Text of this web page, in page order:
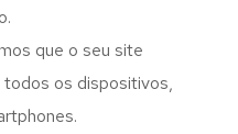
que o seu site
os dispositivos,